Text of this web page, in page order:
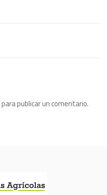
para publicar un comentario.